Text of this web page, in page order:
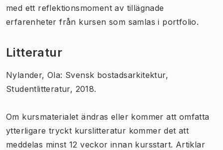
med ett reflektionsmoment av tillägnade
erfarenheter från kursen som samlas i portfolio.
Litteratur
Nylander, Ola: Svensk bostadsarkitektur,
Studentlitteratur, 2018.
Om kursmaterialet ändras eller kommer att omfatta
ytterligare tryckt kurslitteratur kommer det att
meddelas minst 12 veckor innan kursstart. Artiklar